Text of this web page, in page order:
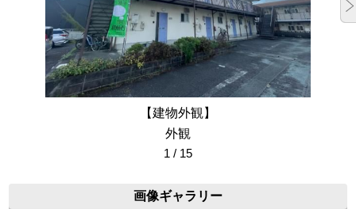
【建物外観】
外観
1 / 15
画像ギャラリー